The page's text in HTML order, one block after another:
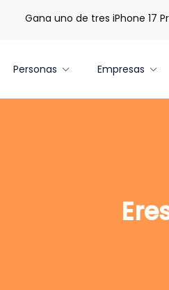
Gana uno de tres iPhone 17 Pro
Personas Empresas